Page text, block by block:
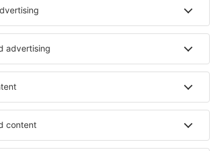
multe oferte în Sa Pobla
şi
Sa Pobla – cea mai
Puteți alege dintr-o ofertă variată de
proprietăți pentru o singură
ȋn vârstă și grupuri. Oaspeţii pot sta
pensiuni care oferă intimitate și
Sa Pobla. Facilitățile din apropiere,
auto, transport public, magazine,